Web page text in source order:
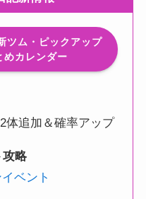
ツム・ピックアップ
めカレンダー
体追加＆確率アップ
攻略
ベント